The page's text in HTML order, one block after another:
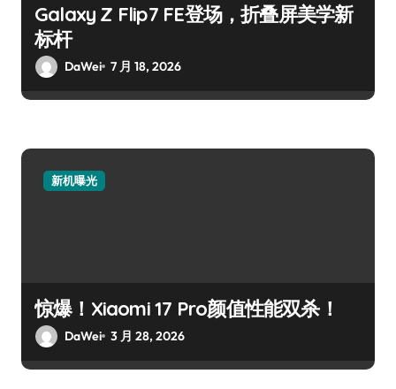
Galaxy Z Flip7 FE登场，折叠屏美学新
标杆
DaWei 7 月 18, 2026
新机曝光
惊爆！Xiaomi 17 Pro颜值性能双杀！
DaWei 3 月 28, 2026